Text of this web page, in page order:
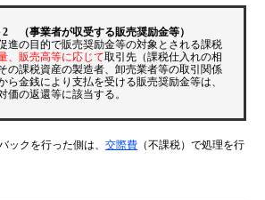
2 （事業者が収受する販売奨励金等）
進の目的で販売奨励金等の対象とされる課税
、販売高等に応じて取引先（課税仕入れの相
の課税資産の製造者、卸売業者等の取引関係
ら金銭により支払を受ける販売奨励金等は、
価の返還等に該当する。
ックを行った側は、 交際費 （不課税）で処理を行